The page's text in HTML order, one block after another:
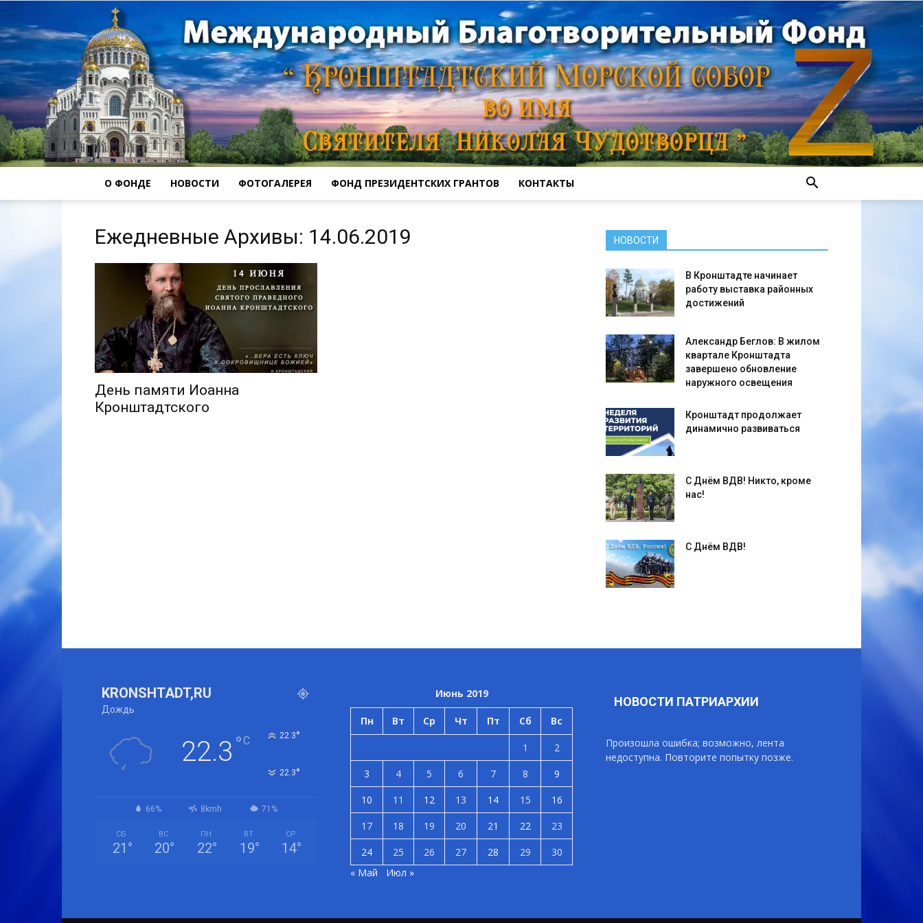
О ФОНДЕ НОВОСТИ ФОТОГАЛЕРЕЯ ФОНД ПРЕЗИДЕНТСКИХ ГРАНТОВ КОНТАКТЫ
Ежедневные Архивы: 14.06.2019
День памяти Иоанна
Кронштадтского
НОВОСТИ
В Кронштадте начинает
работу выставка районных
достижений
Александр Беглов: В жилом
квартале Кронштадта
завершено обновление
наружного освещения
Кронштадт продолжает
динамично развиваться
С Днём ВДВ! Никто, кроме
нас!
С Днём ВДВ!
KRONSHTADT,RU
Дождь
22.3 °C 22.3°
22.3°
66% 8kmh 71%
СБ
21 °
ВС
20°
ПН
22°
ВТ
19°
СР
14°
Июнь 2019
Пн Вт Ср Чт Пт Сб Вс
1
2
3
4 5 6 7 8
9
10
11 12 13 14 15
16
17
18 19 20 21 22
23
24
25 26 27 28 29
30
« Май
Июл »
НОВОСТИ ПАТРИАРХИИ
Произошла ошибка; возможно, лента
недоступна. Повторите попытку позже.